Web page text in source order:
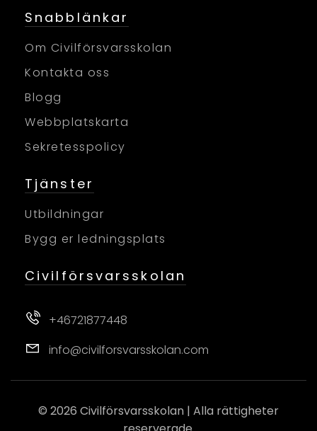
Snabblänkar
Om Civilförsvarsskolan
Kontakta oss
Blogg
Webbplatskarta
Sekretesspolicy
Tjänster
Utbildningar
Bygg er ledningsplats
Civilförsvarsskolan
+46721877448
info@civilforsvarsskolan.com
© 2026 Civilförsvarsskolan | Alla rättigheter